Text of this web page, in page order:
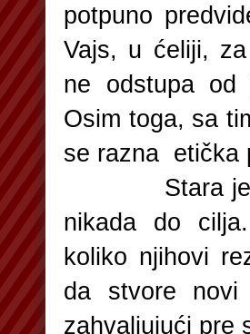
potpuno
Vajs, u ćeliji,
ne odstupa od
Osim toga, sa
se razna etička
Stara je
nikada do
koliko njihovi
da stvore novi
zahvaljujući pre